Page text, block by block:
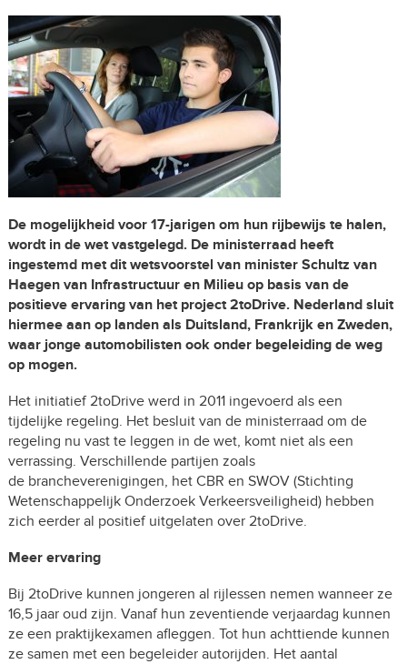
De mogelijkheid voor 17-jarigen om hun rijbewijs te halen,
wordt in de wet vastgelegd. De ministerraad heeft
ingestemd met dit wetsvoorstel van minister Schultz van
Haegen van Infrastructuur en Milieu op basis van de
positieve ervaring van het project 2toDrive. Nederland sluit
hiermee aan op landen als Duitsland, Frankrijk en Zweden,
waar jonge automobilisten ook onder begeleiding de weg
op mogen.
Het initiatief 2toDrive werd in 2011 ingevoerd als een
tijdelijke regeling. Het besluit van de ministerraad om de
regeling nu vast te leggen in de wet, komt niet als een
verrassing. Verschillende partijen zoals
de brancheverenigingen, het CBR en SWOV (Stichting
Wetenschappelijk Onderzoek Verkeersveiligheid) hebben
zich eerder al positief uitgelaten over 2toDrive.
Meer ervaring
Bij 2toDrive kunnen jongeren al rijlessen nemen wanneer ze
16,5 jaar oud zijn. Vanaf hun zeventiende verjaardag kunnen
ze een praktijkexamen afleggen. Tot hun achttiende kunnen
ze samen met een begeleider autorijden. Het aantal